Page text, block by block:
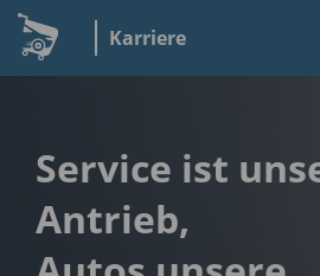
Karriere
Service ist
Antrieb,